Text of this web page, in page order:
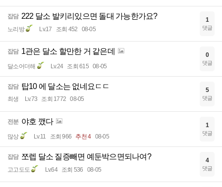
잡담 222 달소 발키리있으면 돌대 가능한가요?
노리방 Lv.17 조회 452 08-05
1
댓글
잡담 1관은 달소 할만한 거 같은데
달소어더해 Lv.24 조회 615 08-05
0
댓글
잡담 탑10 에 달소는 없네요ㄷㄷ
최생 Lv.73 조회 1772 08-05
5
댓글
전분 야호 깼다
많상 Lv.11 조회 966 추천 4 08-05
1
댓글
잡담 쪼렙 달소 질증빼면 예둔박으면되나여?
고고도도 Lv.64 조회 536 08-05
4
댓글